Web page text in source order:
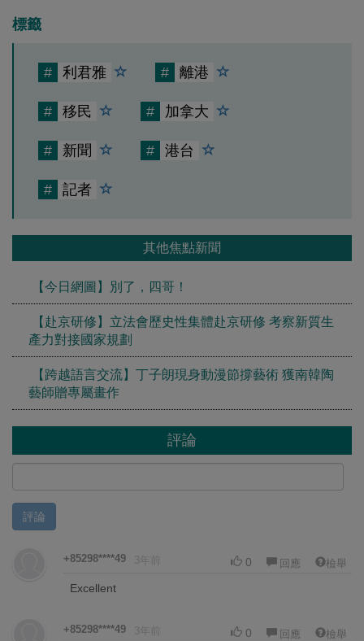
標籤
# 利君雅 # 離港
# 移民 # 加拿大
# 新聞 # 港台
# 記者
其他焦點新聞
【今日網圖】別了，四哥！
【赴京研修】立法會歷史性集體赴京研修 考察新質生
產力對接國家規劃
【跨越語言交流】丁子朗現身動漫節撐藝術 獲南韓陶
藝師贈專屬畫作
評論
評論
+85298****49 3年前 0 回應 檢舉
Excellent
+85298****49 3年前 0 回應 檢舉